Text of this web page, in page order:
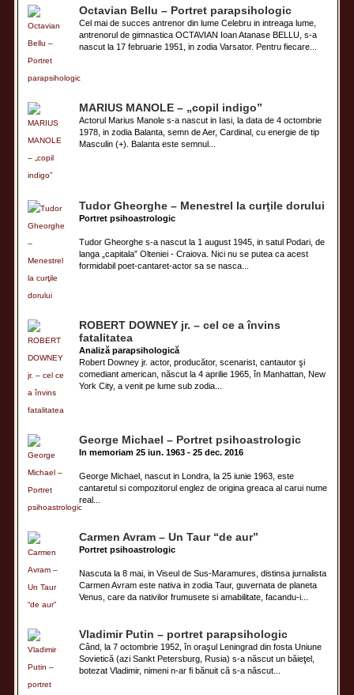
Octavian Bellu – Portret parapsihologic
Cel mai de succes antrenor din lume Celebru in intreaga lume,
antrenorul de gimnastica OCTAVIAN Ioan Atanase BELLU, s-a
nascut la 17 februarie 1951, in zodia Varsator. Pentru fiecare...
MARIUS MANOLE – „copil indigo”
Actorul Marius Manole s-a nascut in Iasi, la data de 4 octombrie
1978, in zodia Balanta, semn de Aer, Cardinal, cu energie de tip
Masculin (+). Balanta este semnul...
Tudor Gheorghe – Menestrel la curţile dorului
Portret psihoastrologic
Tudor Gheorghe s-a nascut la 1 august 1945, in satul Podari, de
langa „capitala” Olteniei - Craiova. Nici nu se putea ca acest
formidabil poet-cantaret-actor sa se nasca...
ROBERT DOWNEY jr. – cel ce a învins
fatalitatea
Analiză parapsihologică
Robert Downey jr. actor, producător, scenarist, cantautor şi
comediant american, născut la 4 aprilie 1965, în Manhattan, New
York City, a venit pe lume sub zodia...
George Michael – Portret psihoastrologic
In memoriam 25 iun. 1963 - 25 dec. 2016
George Michael, nascut in Londra, la 25 iunie 1963, este
cantaretul si compozitorul englez de origina greaca al carui nume
real...
Carmen Avram – Un Taur “de aur”
Portret psihoastrologic
Nascuta la 8 mai, in Viseul de Sus-Maramures, distinsa jurnalista
Carmen Avram este nativa in zodia Taur, guvernata de planeta
Venus, care da nativilor frumusete si amabilitate, facandu-i...
Vladimir Putin – portret parapsihologic
Când, la 7 octombrie 1952, în oraşul Leningrad din fosta Uniune
Sovietică (azi Sankt Petersburg, Rusia) s-a născut un băieţel,
botezat Vladimir, nimeni n-ar fi bănuit că s-a născut...